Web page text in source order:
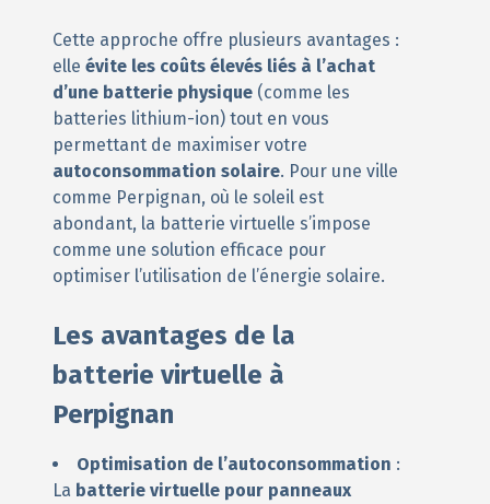
Cette approche offre plusieurs avantages :
elle évite les coûts élevés liés à l’achat
d’une batterie physique (comme les
batteries lithium-ion) tout en vous
permettant de maximiser votre
autoconsommation solaire. Pour une ville
comme Perpignan, où le soleil est
abondant, la batterie virtuelle s’impose
comme une solution efficace pour
optimiser l’utilisation de l’énergie solaire.
Les avantages de la
batterie virtuelle à
Perpignan
Optimisation de l’autoconsommation :
La batterie virtuelle pour panneaux